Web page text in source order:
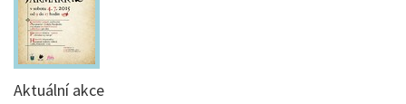
Nabídka
Aktuální akce